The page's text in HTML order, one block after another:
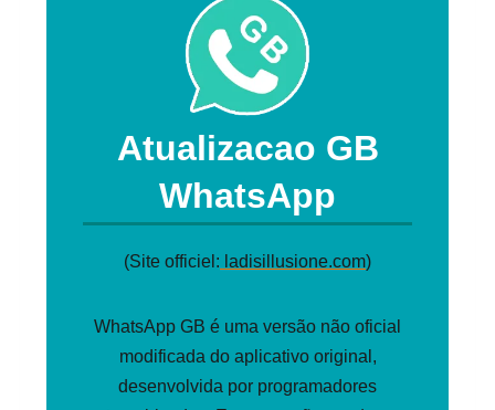
Atualizacao GB
WhatsApp
(Site officiel: ladisillusione.com)
WhatsApp GB é uma versão não oficial
modificada do aplicativo original,
desenvolvida por programadores